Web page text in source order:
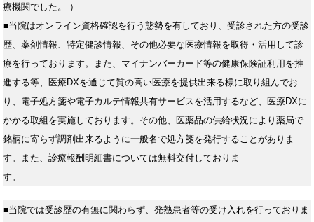
療機関でした。 ）
■当院はオンライン資格確認を行う態勢を有しており、受診された方の受診
歴、薬剤情報、特定健診情報、その他必要な医療情報を取得・活用して診
療を行っております。また、マイナンバーカード等の健康保険証利用を推
進する等、医療DXを通じて質の高い医療を提供出来る様に取り組んでお
り、電子処方箋や電子カルテ情報共有サービスを活用するなど、医療DXに
かかる取組を実施しております。その他、医薬品の供給状況により薬局で
銘柄に寄らず調剤出来るように一般名で処方箋を発行することがありま
す。また、診療報酬明細書については無料交付しておりま
す。
■当院では受診歴の有無に関わらず、発熱患者等の受け入れを行っておりま